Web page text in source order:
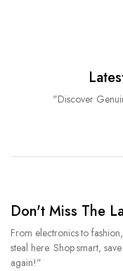
"Discover
Don't Miss The
From electronics to
steal here. Shop smart,
again!"